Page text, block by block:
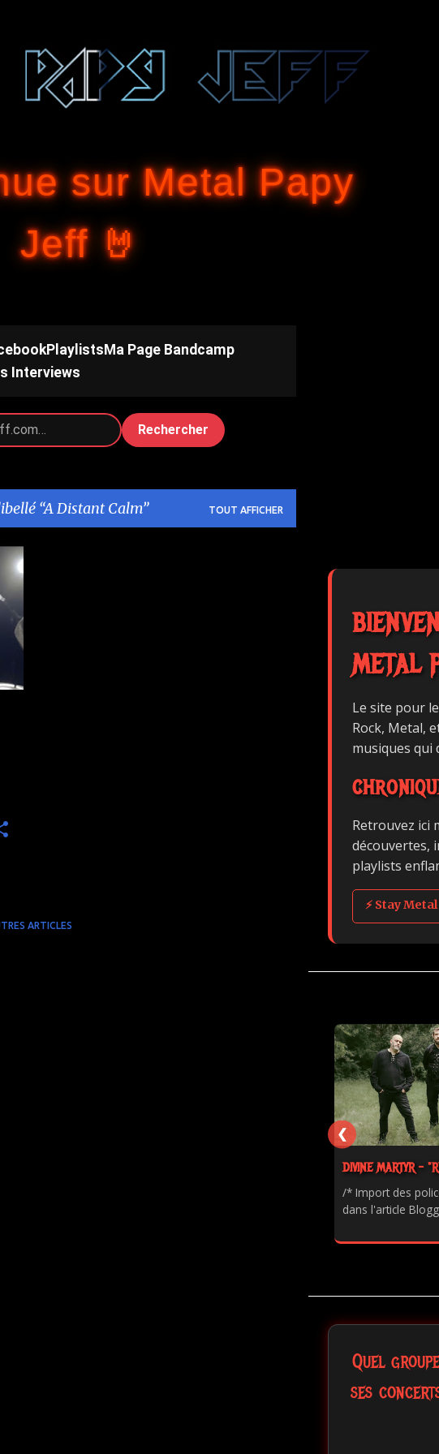
sur Metal Papy
Jeff 🤘
Playlists Ma Page Bandcamp
Interviews
Rechercher
A Distant Calm TOUT AFFICHER
ARTICLES
METAL
Le site pour
Rock, Metal,
musiques qui
Retrouvez ici
découvertes,
playlists
⚡ Stay Metal
DIVINE MARTYR -
/* Import des
dans l'article
❮
Quel
ses